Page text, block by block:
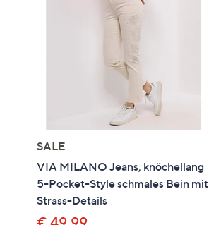
SALE
VIA MILANO Jeans, knöchellang
5-Pocket-Style schmales Bein mit
Strass-Details